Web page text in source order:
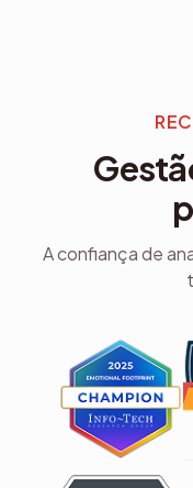
A confiança de